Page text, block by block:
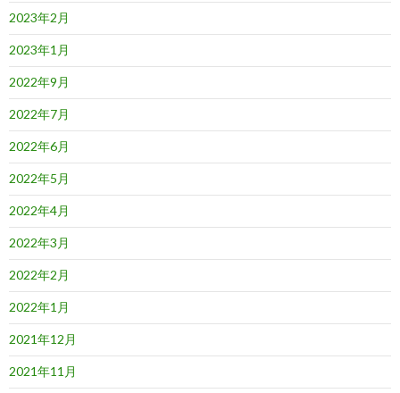
2023年2月
2023年1月
2022年9月
2022年7月
2022年6月
2022年5月
2022年4月
2022年3月
2022年2月
2022年1月
2021年12月
2021年11月